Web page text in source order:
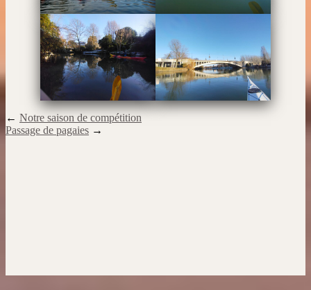
← Notre saison de compétition
Passage de pagaies →